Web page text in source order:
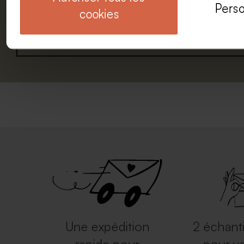
cookies
S'abonner
Une expédition
2